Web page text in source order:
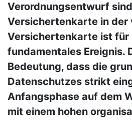
Verordnungsentwurf
Versichertenkarte in der
Versichertenkarte ist für
fundamentales Ereignis.
Bedeutung, dass die
Datenschutzes strikt
Anfangsphase auf dem
mit einem hohen